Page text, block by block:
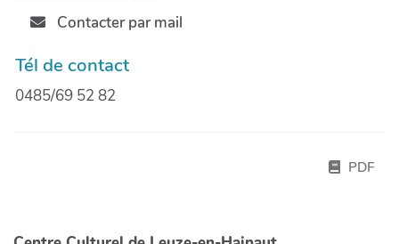
Contacter par mail
Tél de contact
0485/69 52 82
PDF